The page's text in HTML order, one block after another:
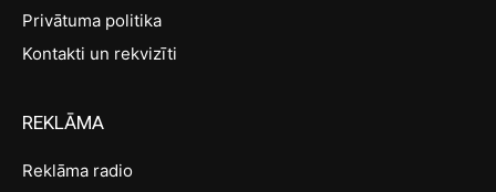
Privātuma politika
Kontakti un rekvizīti
REKLĀMA
Reklāma radio